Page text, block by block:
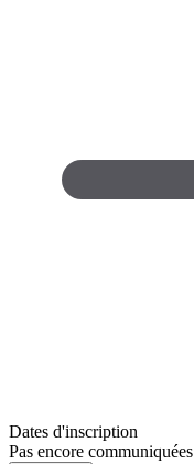
Dates d'inscription
Pas encore communiquées